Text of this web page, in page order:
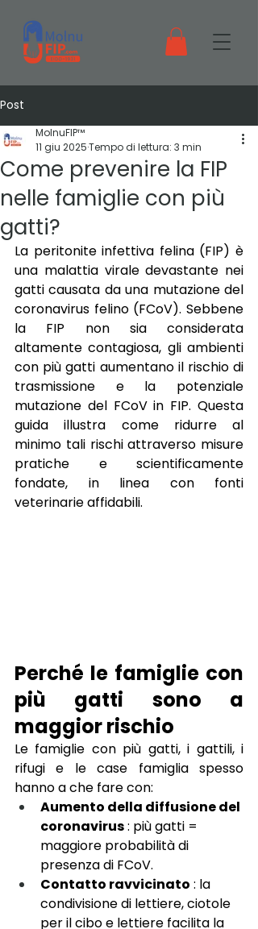
Post
Come prevenire la FIP
nelle famiglie con più
gatti?
MolnuFIP™
11 giu 2025Tempo di lettura: 3 min
La peritonite infettiva felina (FIP) è
una malattia virale devastante nei
gatti causata da una mutazione del
coronavirus felino (FCoV). Sebbene
la FIP non sia considerata
altamente contagiosa, gli ambienti
con più gatti aumentano il rischio di
trasmissione e la potenziale
mutazione del FCoV in FIP. Questa
guida illustra come ridurre al
minimo tali rischi attraverso misure
pratiche e scientificamente
fondate, in linea con fonti
veterinarie affidabili.
Perché le famiglie con
più gatti sono a
maggior rischio
Le famiglie con più gatti, i gattili, i
rifugi e le case famiglia spesso
hanno a che fare con:
Aumento della diffusione del
coronavirus: più gatti =
maggiore probabilità di
presenza di FCoV.
Contatto ravvicinato : la
condivisione di lettiere, ciotole
per il cibo e lettiere facilita la